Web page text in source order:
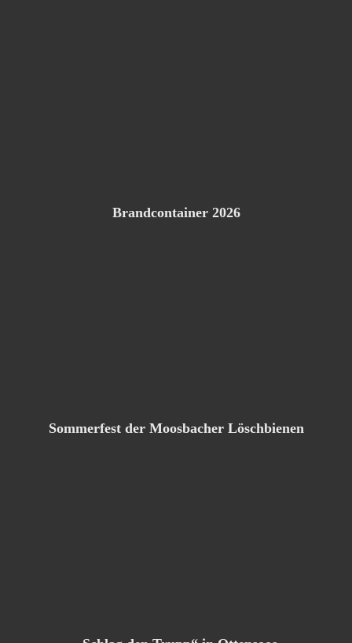
Brandcontainer 2026
Sommerfest der Moosbacher Löschbienen